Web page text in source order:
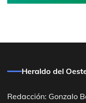
Heraldo del
Redacción: Gonzalo